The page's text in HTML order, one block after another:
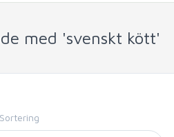
med 'svenskt kött'
Sortering